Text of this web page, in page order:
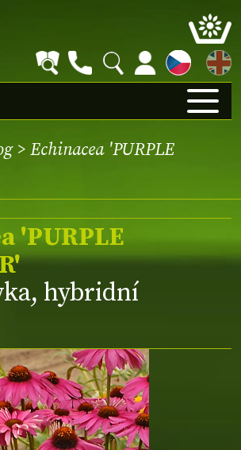
EN
> Echinacea 'PURPLE
'PURPLE
hybridní